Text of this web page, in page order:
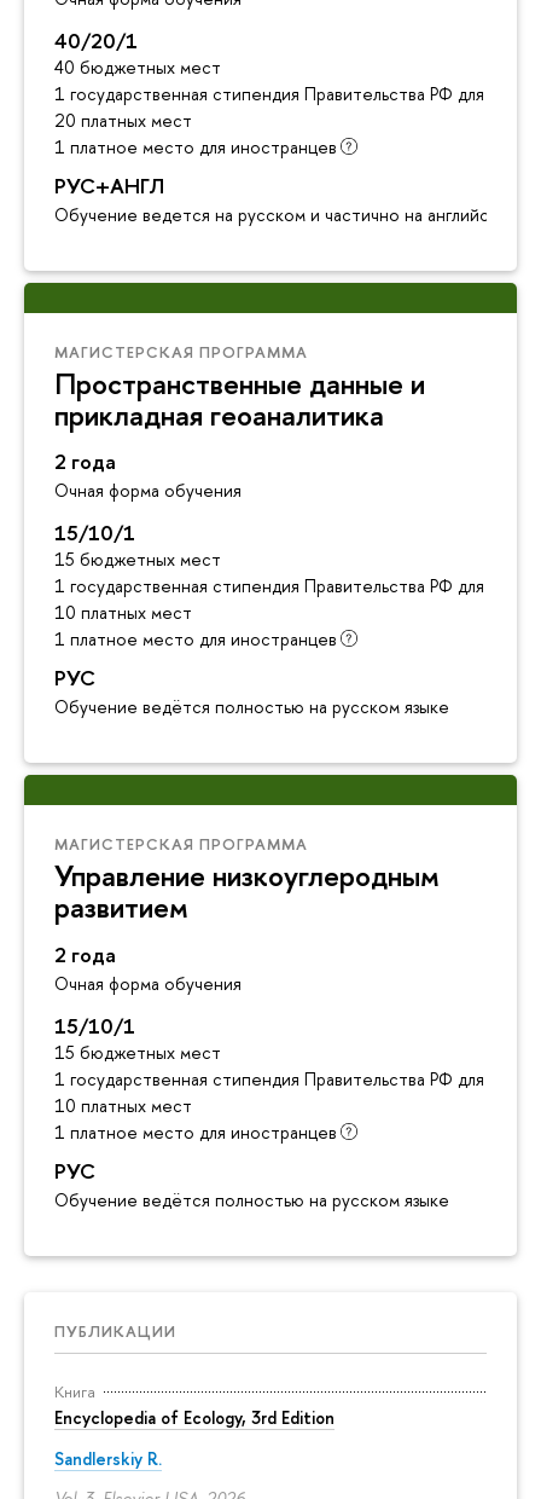
40/20/1
40 бюджетных мест
1 государственная стипендия Правительства РФ для
20 платных мест
1 платное место для иностранцев
РУС+АНГЛ
Обучение ведется на русском и частично на английском
МАГИСТЕРСКАЯ ПРОГРАММА
Пространственные данные и
прикладная геоаналитика
2 года
Очная форма обучения
15/10/1
15 бюджетных мест
1 государственная стипендия Правительства РФ для
10 платных мест
1 платное место для иностранцев
РУС
Обучение ведётся полностью на русском языке
МАГИСТЕРСКАЯ ПРОГРАММА
Управление низкоуглеродным
развитием
2 года
Очная форма обучения
15/10/1
15 бюджетных мест
1 государственная стипендия Правительства РФ для
10 платных мест
1 платное место для иностранцев
РУС
Обучение ведётся полностью на русском языке
ПУБЛИКАЦИИ
Книга
Encyclopedia of Ecology, 3rd Edition
Sandlerskiy R.